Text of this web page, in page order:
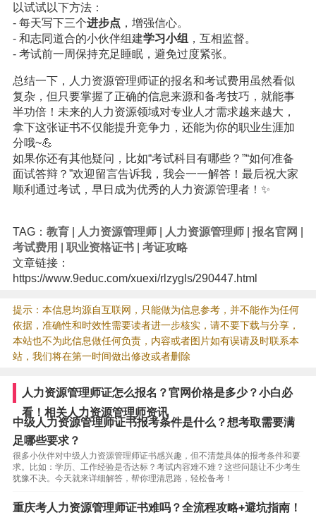
以试试以下方法：
- 每天写下三个进步点 ，增强信心。
- 和志同道合的小伙伴组建学习小组 ，互相监督。
- 考试前一周保持充足睡眠，避免过度紧张。
总结一下，人力资源管理师证的报名和考试费用虽然看似
复杂，但只要掌握了正确的信息来源和备考技巧，就能事
半功倍！未来的人力资源领域对专业人才需求越来越大，
拿下这张证书不仅能提升竞争力，还能为你的职业生涯加
分哦~💪
如果你还有其他疑问，比如“考试科目有哪些？”“如何准备
面试答辩？”欢迎留言告诉我，我会一一解答！最后祝大家
顺利通过考试，早日成为优秀的人力资源管理者！✨
TAG： 教育| 人力资源管理师| 人力资源管理师| 报名官网
考试费用
职业资格证书| 考证攻略
文章链接：
https://www.9educ.com/xuexi/rlzygls/290447.html
提示：本信息均源自互联网，只能做为信息参考，并不能作为任何
依据，准确性和时效性需要读者进一步核实，请不要下载与分享，
本站也不为此信息做任何负责，内容或者图片如有误请及时联系本
站，我们将在第一时间做出修改或者删除
人力资源管理师证怎么报名？官网价格是多少？小白必
看！相关人力资源管理师资讯
中级人力资源管理师证书报考条件是什么？想考取需要满
足哪些要求？
很多小伙伴对中级人力资源管理师证书感兴趣，但不清楚具体的报考条件和要
求。比如：学历、工作经验是否达标？考试内容难不难？这些问题让不少考生
犹豫不决。今天就来详细解答，帮你理清思路，轻松备考！
重庆考人力资源管理师证书难吗？全流程攻略+避坑指南！